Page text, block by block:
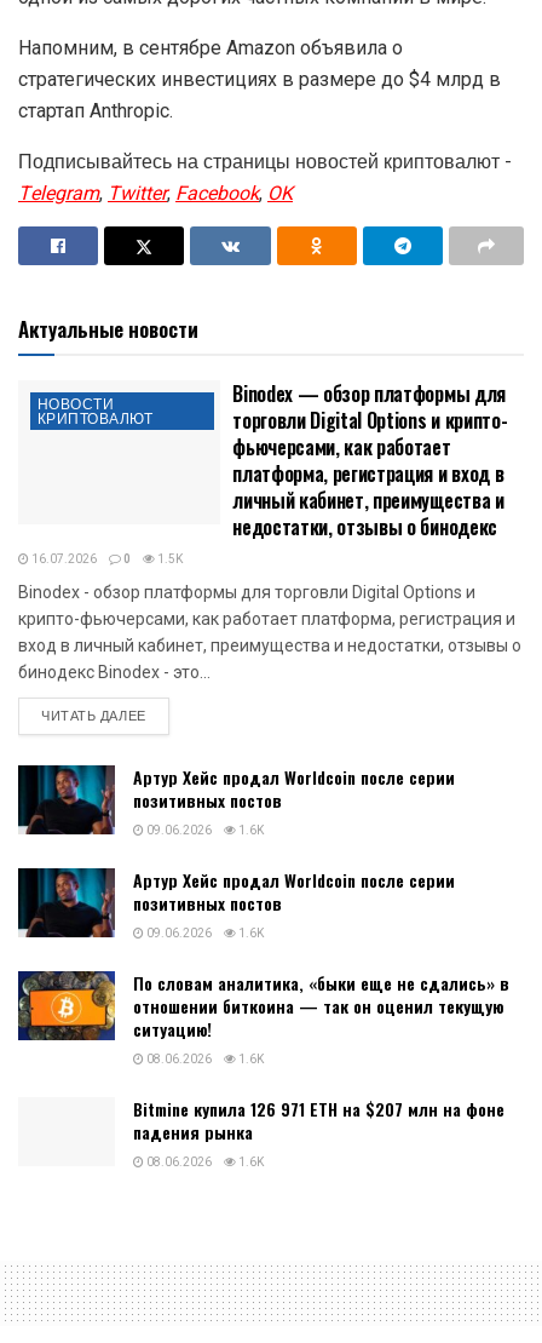
Напомним, в сентябре Amazon объявила о
стратегических инвестициях в размере до $4 млрд в
стартап Anthropic.
Подписывайтесь на страницы новостей криптовалют -
Telegram,Twitter,Facebook,OK
Актуальные новости
НОВОСТИ
КРИПТОВАЛЮТ
Binodex — обзор платформы для
торговли Digital Options и крипто-
фьючерсами, как работает
платформа, регистрация и вход в
личный кабинет, преимущества и
недостатки, отзывы о бинодекс
16.07.2026 0 1.5K
Binodex - обзор платформы для торговли Digital Options и
крипто-фьючерсами, как работает платформа, регистрация и
вход в личный кабинет, преимущества и недостатки, отзывы о
бинодекс Binodex - это...
ЧИТАТЬ ДАЛЕЕDETAILS
Артур Хейс продал Worldcoin после серии
позитивных постов
09.06.2026 1.6K
Артур Хейс продал Worldcoin после серии
позитивных постов
09.06.2026 1.6K
По словам аналитика, «быки еще не сдались» в
отношении биткоина — так он оценил текущую
ситуацию!
08.06.2026 1.6K
Bitmine купила 126 971 ETH на $207 млн на фоне
падения рынка
08.06.2026 1.6K